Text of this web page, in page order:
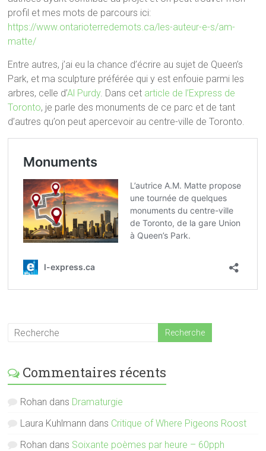
profil et mes mots de parcours ici:
https://www.ontarioterredemots.ca/les-auteur-e-s/am-
matte/
Entre autres, j’ai eu la chance d’écrire au sujet de Queen’s
Park, et ma sculpture préférée qui y est enfouie parmi les
arbres, celle d’Al Purdy. Dans cet article de l’Express de
Toronto, je parle des monuments de ce parc et de tant
d’autres qu’on peut apercevoir au centre-ville de Toronto.
Commentaires récents
Rohan dans Dramaturgie
Laura Kuhlmann dans Critique of Where Pigeons Roost
Rohan dans Soixante poèmes par heure – 60pph